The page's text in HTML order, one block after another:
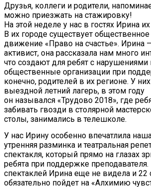
Друзья, коллеги и родители,
можно приезжать на стажировку!
На этой неделе у нас в гостях Ирина
В их городе существует общественное
движение «Право на счастье». Ирина
активист, она рассказала нам много
что создают для ребят с нарушениями
общественные организации при
конечно, родителей в их регионе. У
выездной летний лагерь, в этом году
он назывался «Трудово 2018», где
забивать гвозди в столярной
столы, занимались в телешколе.
У нас Ирину особенно впечатлила
утренняя разминка и театральная
спектакля, который прямо на глазах
ребята при поддержке
спектаклей Ирина еще не видела и 22
обязательно пойдет на «Алхимию